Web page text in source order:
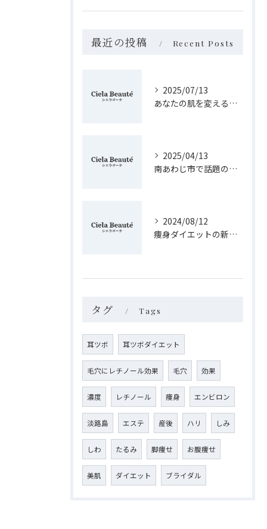
最近の投稿 Recent Posts
2025/07/13
あなたの肌を変えるフェイシャルケアの秘訣
2025/04/13
南あわじ市で話題の痩身法！健康的に美しく痩せる秘訣を紹介
2024/08/12
痩身ダイエットの新常識！淡路島で健康的に痩せる方法
タグ Tags
耳ツボ 耳ツボダイエット
毛穴にレチノール効果 毛穴 効果
濃度 レチノール 痩身 エンビロン
淡路島 エステ 産後 ハリ しみ
しわ たるみ 脚痩せ お腹痩せ
美肌 ダイエット ブライダル